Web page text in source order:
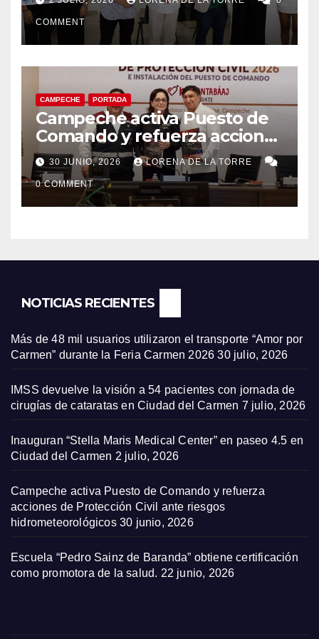
COMMENT
CAMPECHE PORTADA
Campeche activa Puesto de
Comando y refuerza acciones
de Protección Civil ante
riesgos hidrometeorológicos
30 JUNIO, 2026 LORENA DE LA TORRE
0 COMMENT
NOTICIAS RECIENTES
Más de 48 mil usuarios utilizaron el transporte “Amor por
Carmen” durante la Feria Carmen 2026 30 julio, 2026
IMSS devuelve la visión a 54 pacientes con jornada de
cirugías de cataratas en Ciudad del Carmen 7 julio, 2026
Inauguran “Stella Maris Medical Center” en paseo 4.5 en
Ciudad del Carmen 2 julio, 2026
Campeche activa Puesto de Comando y refuerza
acciones de Protección Civil ante riesgos
hidrometeorológicos 30 junio, 2026
Escuela “Pedro Sainz de Baranda” obtiene certificación
como promotora de la salud. 22 junio, 2026